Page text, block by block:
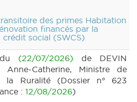
des primes Habitation
financés par la
social (SWCS)
(22/07/2026) de DEVIN
Catherine, Ministre de
la Ruralité (Dossier n° 623
: 12/08/2026)